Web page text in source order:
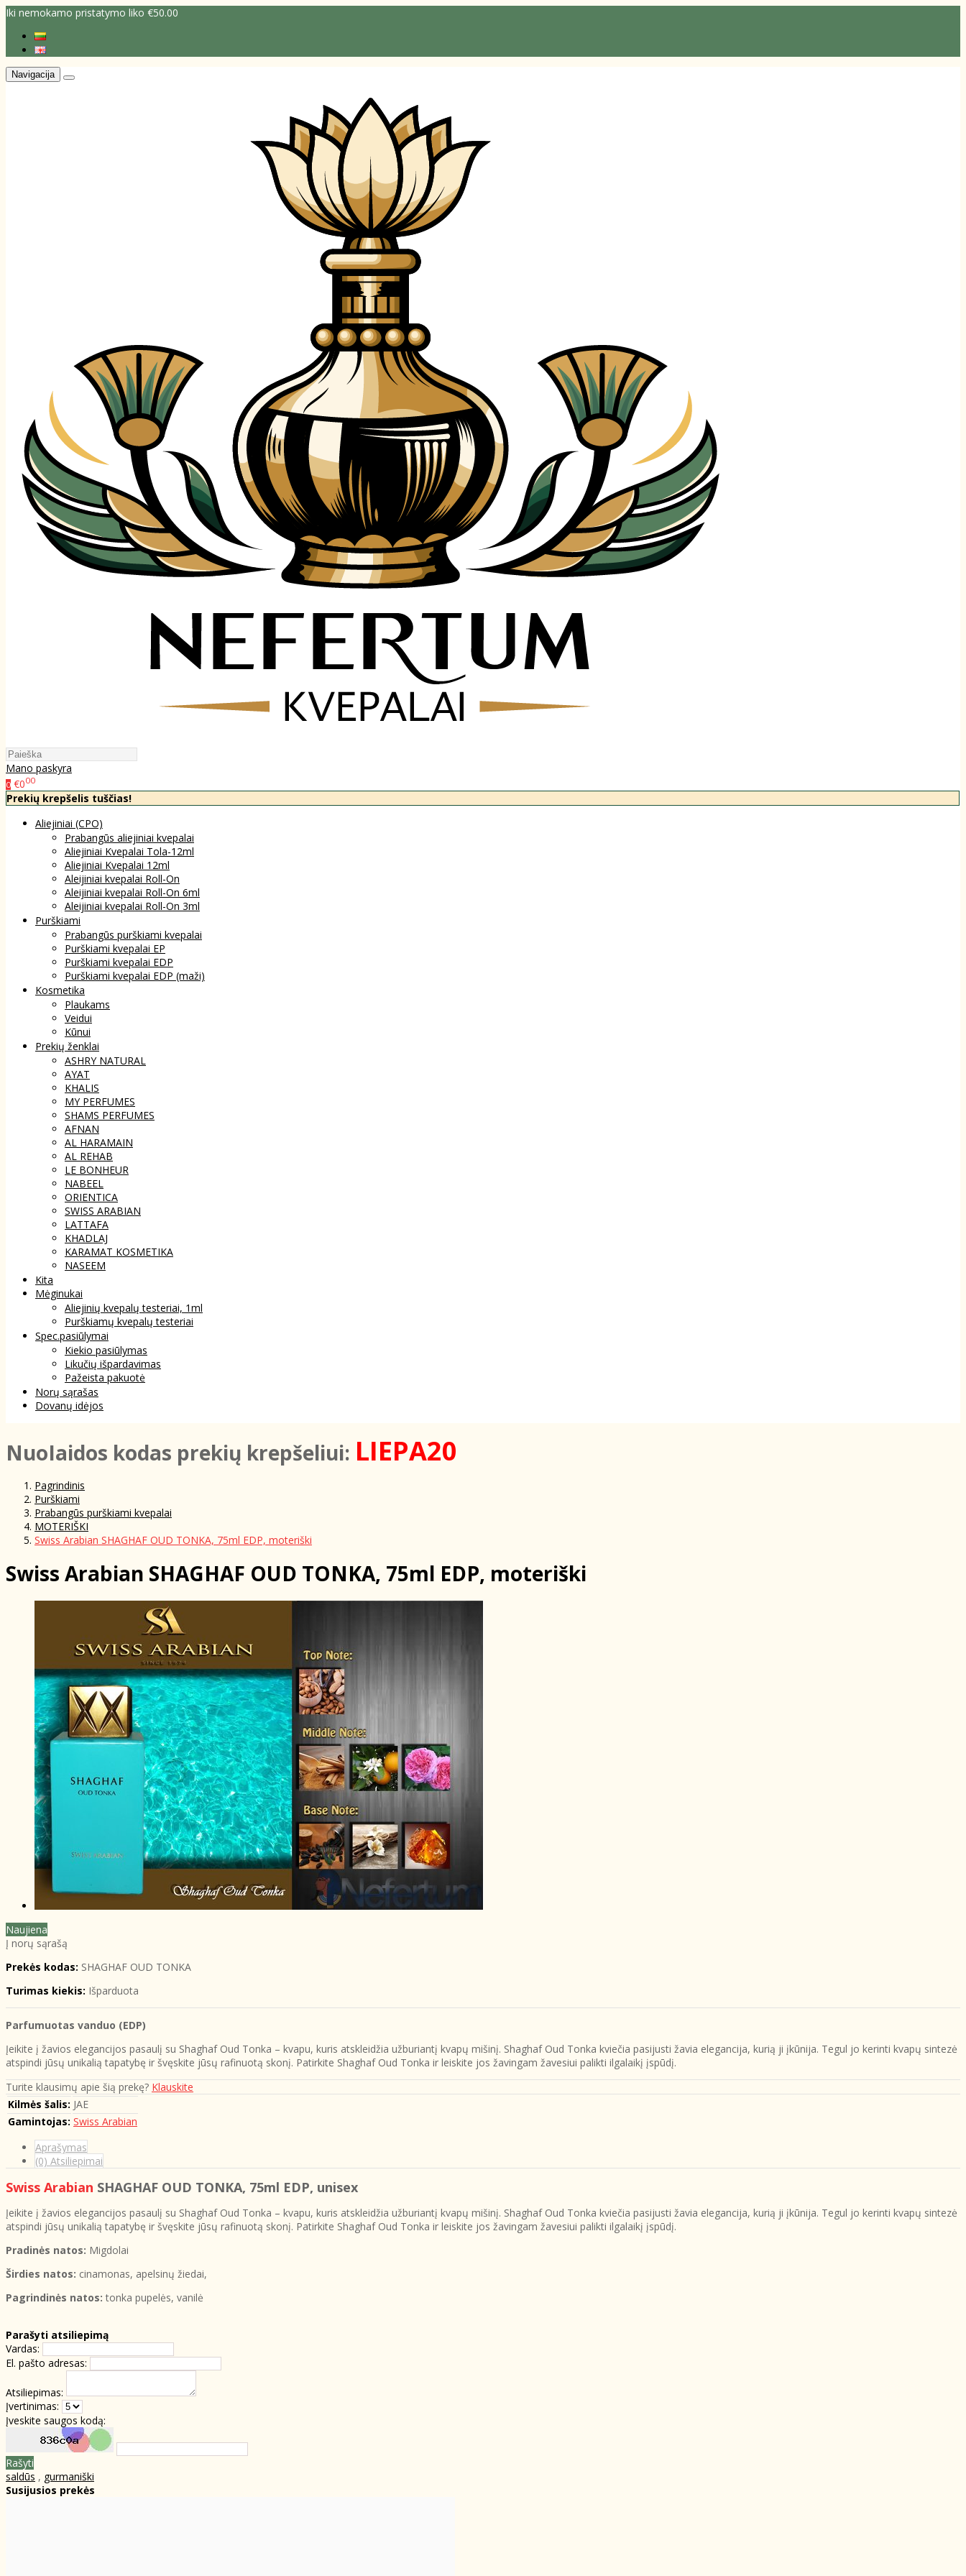
Iki nemokamo pristatymo liko €50.00
Navigacija
Mano paskyra
0 €000
Prekių krepšelis tuščias!
Aliejiniai (CPO)
Prabangūs aliejiniai kvepalai
Aliejiniai Kvepalai Tola-12ml
Aliejiniai Kvepalai 12ml
Aleijiniai kvepalai Roll-On
Aleijiniai kvepalai Roll-On 6ml
Aleijiniai kvepalai Roll-On 3ml
Purškiami
Prabangūs purškiami kvepalai
Purškiami kvepalai EP
Purškiami kvepalai EDP
Purškiami kvepalai EDP (maži)
Kosmetika
Plaukams
Veidui
Kūnui
Prekių ženklai
ASHRY NATURAL
AYAT
KHALIS
MY PERFUMES
SHAMS PERFUMES
AFNAN
AL HARAMAIN
AL REHAB
LE BONHEUR
NABEEL
ORIENTICA
SWISS ARABIAN
LATTAFA
KHADLAJ
KARAMAT KOSMETIKA
NASEEM
Kita
Mėginukai
Aliejinių kvepalų testeriai, 1ml
Purškiamų kvepalų testeriai
Spec.pasiūlymai
Kiekio pasiūlymas
Likučių išpardavimas
Pažeista pakuotė
Norų sąrašas
Dovanų idėjos
NuoIaidos kodas prekių krepšeliui: LIEPA20
Pagrindinis
Purškiami
Prabangūs purškiami kvepalai
MOTERIŠKI
Swiss Arabian SHAGHAF OUD TONKA, 75ml EDP, moteriški
Swiss Arabian SHAGHAF OUD TONKA, 75ml EDP, moteriški
Naujiena
Į norų sąrašą
Prekės kodas: SHAGHAF OUD TONKA
Turimas kiekis: Išparduota
Parfumuotas vanduo (EDP)
Įeikite į žavios elegancijos pasaulį su Shaghaf Oud Tonka – kvapu, kuris atskleidžia užburiantį kvapų mišinį. Shaghaf Oud Tonka kviečia pasijusti žavia elegancija, kurią ji įkūnija. Tegul jo kerinti kvapų sintezė
atspindi jūsų unikalią tapatybę ir švęskite jūsų rafinuotą skonį. Patirkite Shaghaf Oud Tonka ir leiskite jos žavingam žavesiui palikti ilgalaikį įspūdį.
Turite klausimų apie šią prekę? Klauskite
Kilmės šalis: JAE
Gamintojas: Swiss Arabian
Aprašymas
(0) Atsiliepimai
Swiss Arabian SHAGHAF OUD TONKA, 75ml EDP, unisex
Įeikite į žavios elegancijos pasaulį su Shaghaf Oud Tonka – kvapu, kuris atskleidžia užburiantį kvapų mišinį. Shaghaf Oud Tonka kviečia pasijusti žavia elegancija, kurią ji įkūnija. Tegul jo kerinti kvapų sintezė
atspindi jūsų unikalią tapatybę ir švęskite jūsų rafinuotą skonį. Patirkite Shaghaf Oud Tonka ir leiskite jos žavingam žavesiui palikti ilgalaikį įspūdį.
Pradinės natos: Migdolai
Širdies natos: cinamonas, apelsinų žiedai,
Pagrindinės natos: tonka pupelės, vanilė
Parašyti atsiliepimą
Vardas:
El. pašto adresas:
Atsiliepimas:
Įvertinimas:
Įveskite saugos kodą:
Rašyti
saldūs , gurmaniški
Susijusios prekės